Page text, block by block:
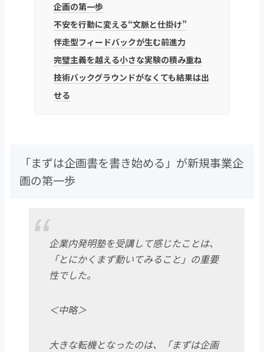
企画の第一歩
不安を行動に変える“文脈と仕掛け”
伴走型フィードバックが生む前進力
完璧主義を越える小さな実験の積み重ね
技術バックグラウンドがなくても結果は出
せる
「まずは企画書を書き始める」が新規事業企
画の第一歩
企業内発明塾を受講して感じたことは、
「とにかくまず動いてみること」の重要
性でした。
＜中略＞
大きな転機となったのは、「まずは企画